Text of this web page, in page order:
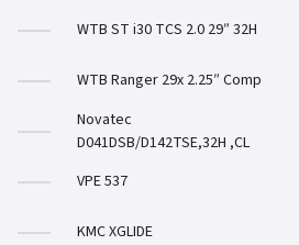
WTB ST i30 TCS 2.0 29″ 32H
WTB Ranger 29x 2.25″ Comp
Novatec
D041DSB/D142TSE,32H ,CL
VPE 537
KMC XGLIDE